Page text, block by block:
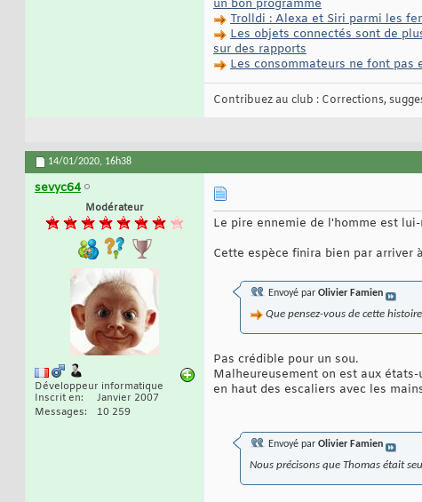
un bon programme
Trolldi : Alexa et Siri parmi les
Les objets connectés sont de
sur des rapports
Les consommateurs ne font pas
Contribuez au club : Corrections,
14/01/2020, 16h38
sevyc64
Modérateur
Développeur informatique
Inscrit en
Janvier 2007
Messages
10 259
Le pire ennemie de l'homme est lui-
Cette espèce finira bien par arriver
Envoyé par Olivier Famien
Que pensez-vous de cette
Pas crédible pour un sou.
Malheureusement on est aux
en haut des escaliers avec les
Envoyé par Olivier Famien
Nous précisons que Thomas était